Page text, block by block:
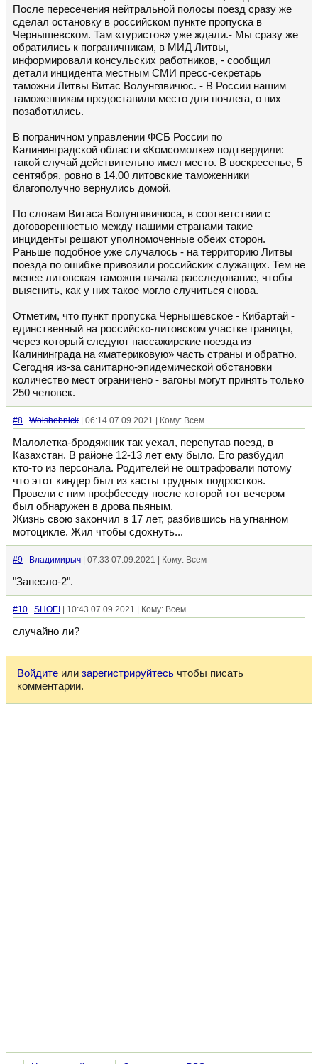
После пересечения нейтральной полосы поезд сразу же
сделал остановку в российском пункте пропуска в
Чернышевском. Там «туристов» уже ждали.- Мы сразу же
обратились к пограничникам, в МИД Литвы,
информировали консульских работников, - сообщил
детали инцидента местным СМИ пресс-секретарь
таможни Литвы Витас Волунгявичюс. - В России нашим
таможенникам предоставили место для ночлега, о них
позаботились.
В пограничном управлении ФСБ России по
Калининградской области «Комсомолке» подтвердили:
такой случай действительно имел место. В воскресенье, 5
сентября, ровно в 14.00 литовские таможенники
благополучно вернулись домой.
По словам Витаса Волунгявичюса, в соответствии с
договоренностью между нашими странами такие
инциденты решают уполномоченные обеих сторон.
Раньше подобное уже случалось - на территорию Литвы
поезда по ошибке привозили российских служащих. Тем не
менее литовская таможня начала расследование, чтобы
выяснить, как у них такое могло случиться снова.
Отметим, что пункт пропуска Чернышевское - Кибартай -
единственный на российско-литовском участке границы,
через который следуют пассажирские поезда из
Калининграда на «материковую» часть страны и обратно.
Сегодня из-за санитарно-эпидемической обстановки
количество мест ограничено - вагоны могут принять только
250 человек.
#8 Wolshebnick | 06:14 07.09.2021 | Кому: Всем
Малолетка-бродяжник так уехал, перепутав поезд, в
Казахстан. В районе 12-13 лет ему было. Его разбудил
кто-то из персонала. Родителей не оштрафовали потому
что этот киндер был из касты трудных подростков.
Провели с ним профбеседу после которой тот вечером
был обнаружен в дрова пьяным.
Жизнь свою закончил в 17 лет, разбившись на угнанном
мотоцикле. Жил чтобы сдохнуть...
#9 Владимирыч | 07:33 07.09.2021 | Кому: Всем
"Занесло-2".
#10 SHOEI | 10:43 07.09.2021 | Кому: Всем
случайно ли?
Войдите или зарегистрируйтесь чтобы писать
комментарии.